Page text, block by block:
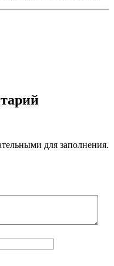
для заполнения.